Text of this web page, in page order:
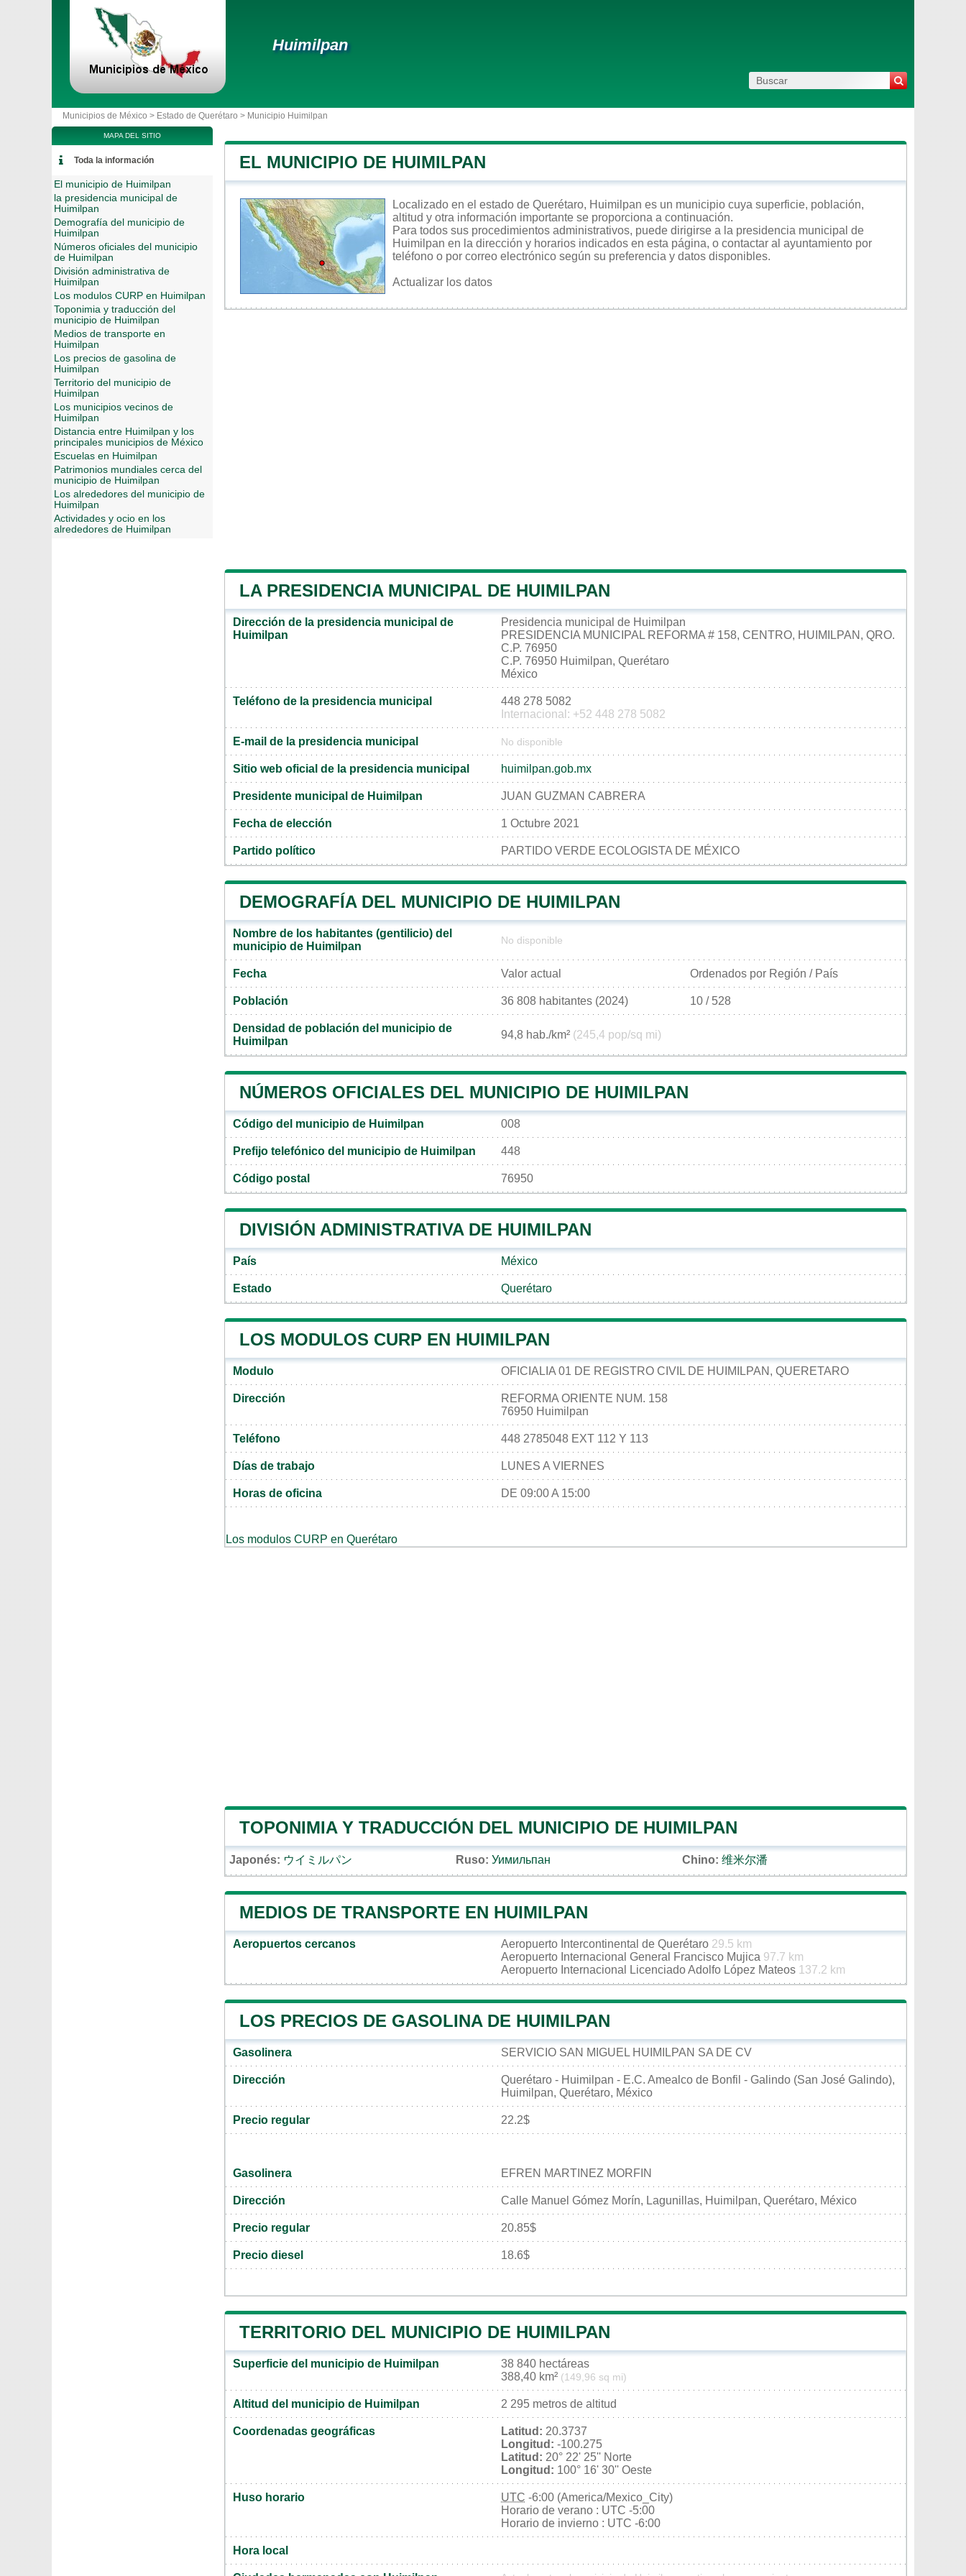
Huimilpan
Municipios de México > Estado de Querétaro > Municipio Huimilpan
EL MUNICIPIO DE HUIMILPAN
Localizado en el estado de Querétaro, Huimilpan es un municipio cuya superficie, población,
altitud y otra información importante se proporciona a continuación.
Para todos sus procedimientos administrativos, puede dirigirse a la presidencia municipal de
Huimilpan en la dirección y horarios indicados en esta página, o contactar al ayuntamiento por
teléfono o por correo electrónico según su preferencia y datos disponibles.
Actualizar los datos
LA PRESIDENCIA MUNICIPAL DE HUIMILPAN
Dirección de la presidencia municipal de
Huimilpan
Presidencia municipal de Huimilpan
PRESIDENCIA MUNICIPAL REFORMA # 158, CENTRO, HUIMILPAN, QRO.
C.P. 76950
C.P. 76950 Huimilpan, Querétaro
México
Teléfono de la presidencia municipal
448 278 5082
Internacional: +52 448 278 5082
E-mail de la presidencia municipal No disponible
Sitio web oficial de la presidencia municipal huimilpan.gob.mx
Presidente municipal de Huimilpan JUAN GUZMAN CABRERA
Fecha de elección 1 Octubre 2021
Partido político PARTIDO VERDE ECOLOGISTA DE MÉXICO
DEMOGRAFÍA DEL MUNICIPIO DE HUIMILPAN
Nombre de los habitantes (gentilicio) del
municipio de Huimilpan
No disponible
Fecha Valor actual Ordenados por Región / País
Población 36 808 habitantes (2024) 10 / 528
Densidad de población del municipio de
Huimilpan
94,8 hab./km² (245,4 pop/sq mi)
NÚMEROS OFICIALES DEL MUNICIPIO DE HUIMILPAN
Código del municipio de Huimilpan 008
Prefijo telefónico del municipio de Huimilpan 448
Código postal 76950
DIVISIÓN ADMINISTRATIVA DE HUIMILPAN
País México
Estado Querétaro
LOS MODULOS CURP EN HUIMILPAN
Modulo OFICIALIA 01 DE REGISTRO CIVIL DE HUIMILPAN, QUERETARO
Dirección
REFORMA ORIENTE NUM. 158
76950 Huimilpan
Teléfono 448 2785048 EXT 112 Y 113
Días de trabajo LUNES A VIERNES
Horas de oficina DE 09:00 A 15:00
Los modulos CURP en Querétaro
TOPONIMIA Y TRADUCCIÓN DEL MUNICIPIO DE HUIMILPAN
Japonés: ウイミルパン Ruso: Уимильпан Chino: 维米尔潘
MEDIOS DE TRANSPORTE EN HUIMILPAN
Aeropuertos cercanos Aeropuerto Intercontinental de Querétaro 29.5 km
Aeropuerto Internacional General Francisco Mujica 97.7 km
Aeropuerto Internacional Licenciado Adolfo López Mateos 137.2 km
LOS PRECIOS DE GASOLINA DE HUIMILPAN
Gasolinera SERVICIO SAN MIGUEL HUIMILPAN SA DE CV
Dirección
Querétaro - Huimilpan - E.C. Amealco de Bonfil - Galindo (San José Galindo),
Huimilpan, Querétaro, México
Precio regular 22.2$
Gasolinera EFREN MARTINEZ MORFIN
Dirección Calle Manuel Gómez Morín, Lagunillas, Huimilpan, Querétaro, México
Precio regular 20.85$
Precio diesel 18.6$
TERRITORIO DEL MUNICIPIO DE HUIMILPAN
Superficie del municipio de Huimilpan
38 840 hectáreas
388,40 km² (149,96 sq mi)
Altitud del municipio de Huimilpan 2 295 metros de altitud
Coordenadas geográficas Latitud: 20.3737
Longitud: -100.275
Latitud: 20° 22' 25'' Norte
Longitud: 100° 16' 30'' Oeste
Huso horario UTC -6:00 (America/Mexico_City)
Horario de verano : UTC -5:00
Horario de invierno : UTC -6:00
Hora local
MAPA DEL SITIO
Toda la información
El municipio de Huimilpan
la presidencia municipal de
Huimilpan
Demografía del municipio de
Huimilpan
Números oficiales del municipio
de Huimilpan
División administrativa de
Huimilpan
Los modulos CURP en Huimilpan
Toponimia y traducción del
municipio de Huimilpan
Medios de transporte en
Huimilpan
Los precios de gasolina de
Huimilpan
Territorio del municipio de
Huimilpan
Los municipios vecinos de
Huimilpan
Distancia entre Huimilpan y los
principales municipios de México
Escuelas en Huimilpan
Patrimonios mundiales cerca del
municipio de Huimilpan
Los alrededores del municipio de
Huimilpan
Actividades y ocio en los
alrededores de Huimilpan